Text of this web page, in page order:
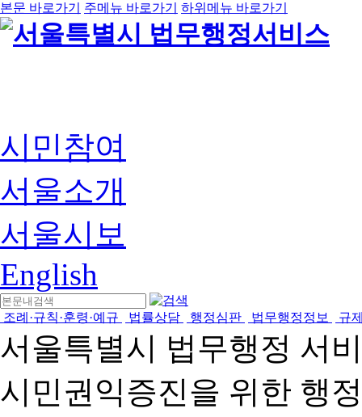
본문 바로가기 주메뉴 바로가기 하위메뉴 바로가기
시민참여
서울소개
서울시보
English
조례·규칙·훈령·예규 법률상담 행정심판 법무행정정보 규
서울특별시 법무행정 서
시민권익증진을 위한 행